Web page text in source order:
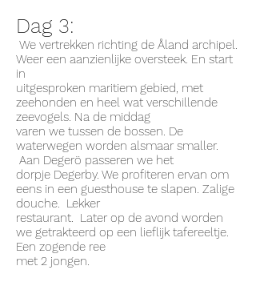
Dag 3:
We vertrekken richting de Åland archipel.
Weer een aanzienlijke oversteek. En start
in
uitgesproken maritiem gebied, met
zeehonden en heel wat verschillende
zeevogels. Na de middag
varen we tussen de bossen. De
waterwegen worden alsmaar smaller.
Aan Degerö passeren we het
dorpje Degerby. We profiteren ervan om
eens in een guesthouse te slapen. Zalige
douche. Lekker
restaurant. Later op de avond worden
we getrakteerd op een lieflijk tafereeltje.
Een zogende ree
met 2 jongen.